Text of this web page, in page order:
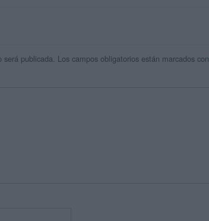
publicada. Los campos obligatorios están marcados con